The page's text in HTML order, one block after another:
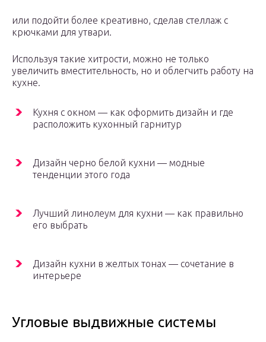
или подойти более креативно, сделав стеллаж с
крючками для утвари.
Используя такие хитрости, можно не только
увеличить вместительность, но и облегчить работу на
кухне.
Кухня с окном — как оформить дизайн и где
расположить кухонный гарнитур
Дизайн черно белой кухни — модные
тенденции этого года
Лучший линолеум для кухни — как правильно
его выбрать
Дизайн кухни в желтых тонах — сочетание в
интерьере
Угловые выдвижные системы